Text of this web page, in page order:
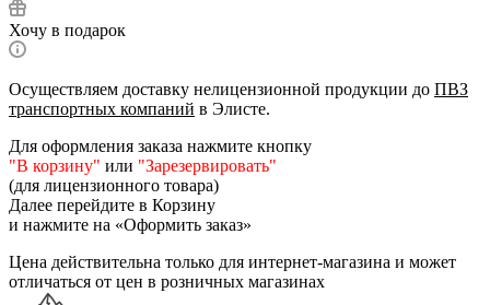
Хочу в подарок
Осуществляем доставку нелицензионной продукции до ПВЗ
транспортных компаний в Элисте.
Для оформления заказа нажмите кнопку
"В корзину" или "Зарезервировать"
(для лицензионного товара)
Далее перейдите в Корзину
и нажмите на «Оформить заказ»
Цена действительна только для интернет-магазина и может
отличаться от цен в розничных магазинах